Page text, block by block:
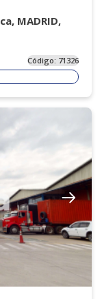
MADRID,
Código: 71326